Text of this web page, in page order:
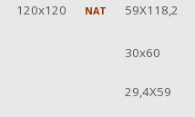
120x120 NAT 59X118,2
30x60
29,4X59